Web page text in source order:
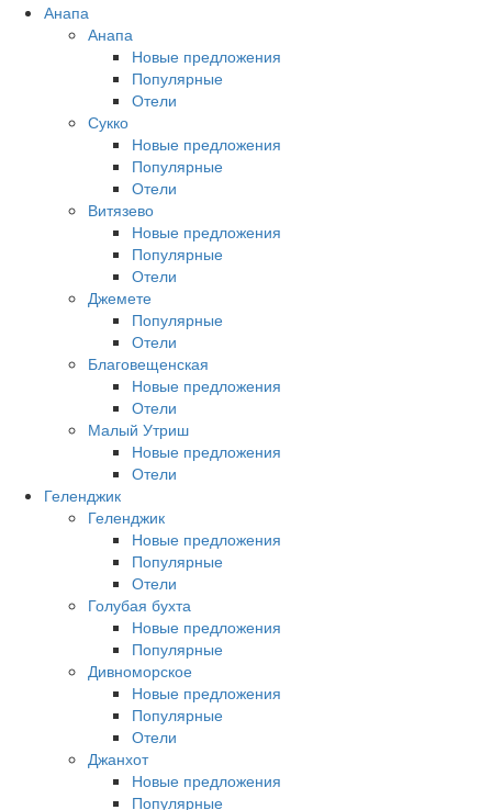
Анапа
Анапа
Новые предложения
Популярные
Отели
Сукко
Новые предложения
Популярные
Отели
Витязево
Новые предложения
Популярные
Отели
Джемете
Популярные
Отели
Благовещенская
Новые предложения
Отели
Малый Утриш
Новые предложения
Отели
Геленджик
Геленджик
Новые предложения
Популярные
Отели
Голубая бухта
Новые предложения
Популярные
Дивноморское
Новые предложения
Популярные
Отели
Джанхот
Новые предложения
Популярные